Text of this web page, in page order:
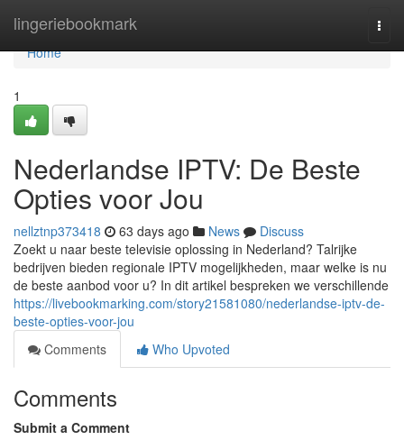
lingeriebookmark
Home
Home
1
Nederlandse IPTV: De Beste
Opties voor Jou
nellztnp373418 63 days ago News
Discuss
Zoekt u naar beste televisie oplossing in Nederland? Talrijke
bedrijven bieden regionale IPTV mogelijkheden, maar welke is nu
de beste aanbod voor u? In dit artikel bespreken we verschillende
https://livebookmarking.com/story21581080/nederlandse-iptv-de-
beste-opties-voor-jou
Comments
Who Upvoted
Comments
Submit a Comment